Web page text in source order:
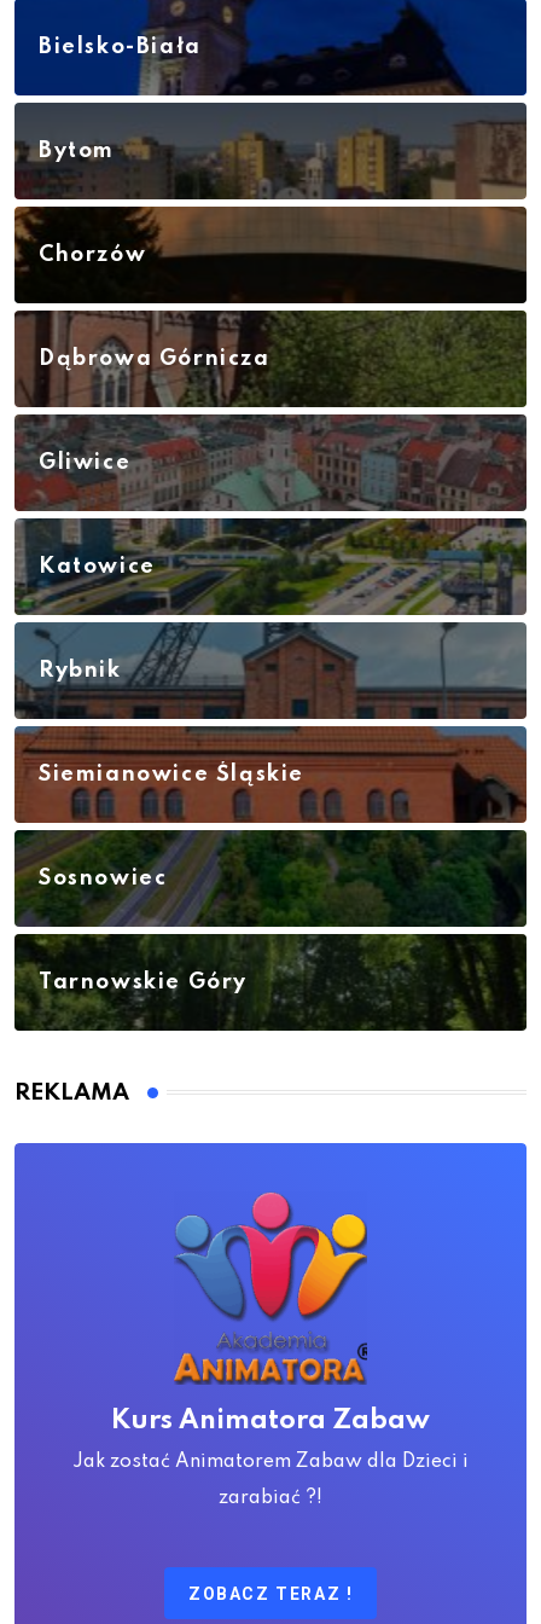
Bielsko-Biała
Bytom
Chorzów
Dąbrowa Górnicza
Gliwice
Katowice
Rybnik
Siemianowice Śląskie
Sosnowiec
Tarnowskie Góry
REKLAMA
Kurs Animatora Zabaw
Jak zostać Animatorem Zabaw dla Dzieci i
zarabiać ?!
ZOBACZ TERAZ !